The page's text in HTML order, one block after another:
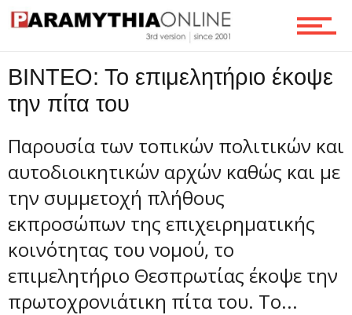
Επικοινωνία
ΒΙΝΤΕΟ: Το επιμελητήριο έκοψε
την πίτα του
Παρουσία των τοπικών πολιτικών και
αυτοδιοικητικών αρχών καθώς και με
την συμμετοχή πλήθους
εκπροσώπων της επιχειρηματικής
κοινότητας του νομού, το
επιμελητήριο Θεσπρωτίας έκοψε την
πρωτοχρονιάτικη πίτα του. Το...